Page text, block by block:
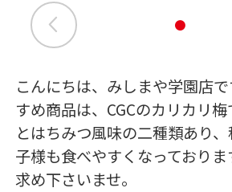
こんにちは、みしまや学園店
すめ商品は、CGCのカリカリ
とはちみつ風味の二種類あり
子様も食べやすくなっており
求め下さいませ。